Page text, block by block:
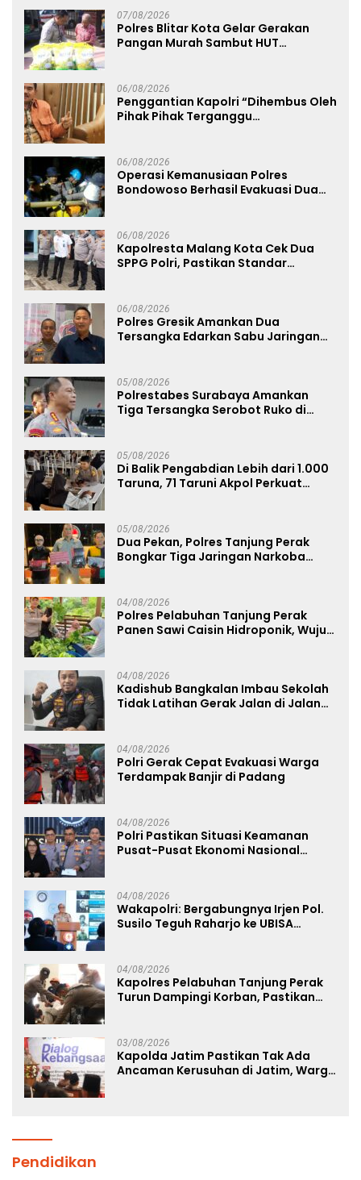
07/08/2026
Polres Blitar Kota Gelar Gerakan
Pangan Murah Sambut HUT
06/08/2026
Penggantian Kapolri “Dihembus Oleh
Pihak Pihak Terganggu
06/08/2026
Operasi Kemanusiaan Polres
Bondowoso Berhasil Evakuasi Dua
06/08/2026
Kapolresta Malang Kota Cek Dua
SPPG Polri, Pastikan Standar
06/08/2026
Polres Gresik Amankan Dua
Tersangka Edarkan Sabu Jaringan
05/08/2026
Polrestabes Surabaya Amankan
Tiga Tersangka Serobot Ruko di
05/08/2026
Di Balik Pengabdian Lebih dari 1.000
Taruna, 71 Taruni Akpol Perkuat
05/08/2026
Dua Pekan, Polres Tanjung Perak
Bongkar Tiga Jaringan Narkoba
04/08/2026
Polres Pelabuhan Tanjung Perak
Panen Sawi Caisin Hidroponik, Wujud
04/08/2026
Kadishub Bangkalan Imbau Sekolah
Tidak Latihan Gerak Jalan di Jalan
04/08/2026
Polri Gerak Cepat Evakuasi Warga
Terdampak Banjir di Padang
04/08/2026
Polri Pastikan Situasi Keamanan
Pusat-Pusat Ekonomi Nasional
04/08/2026
Wakapolri: Bergabungnya Irjen Pol.
Susilo Teguh Raharjo ke UBISA
04/08/2026
Kapolres Pelabuhan Tanjung Perak
Turun Dampingi Korban, Pastikan
03/08/2026
Kapolda Jatim Pastikan Tak Ada
Ancaman Kerusuhan di Jatim, Warga
Pendidikan